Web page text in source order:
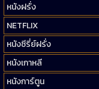
หนังฝรั่ง
NETFLIX
หนังซีรี่ย์ฝรั่ง
หนังเกาหลี
หนังการ์ตูน